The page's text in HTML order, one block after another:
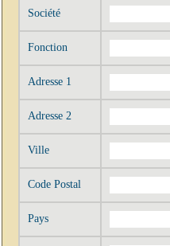
Société
Fonction
Adresse 1
Adresse 2
Ville
Code Postal
Pays